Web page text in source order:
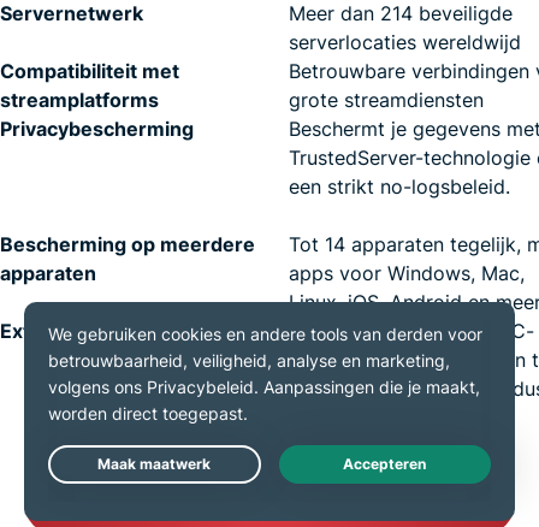
Servernetwerk
Meer dan 214 beveiligde
serverlocaties wereldwijd
Compatibiliteit met
streamplatforms
Betrouwbare verbindingen
grote streamdiensten
Privacybescherming
Beschermt je gegevens
TrustedServer-technologie
een strikt no-logsbeleid.
Bescherming op meerdere
apparaten
Tot 14 apparaten tegelijk,
apps voor Windows, Mac,
Linux, iOS, Android en
Extra functies
Locatiespoofing, WebRTC-
blokkering om datalekken
voorkomen, donkere
Live Chat